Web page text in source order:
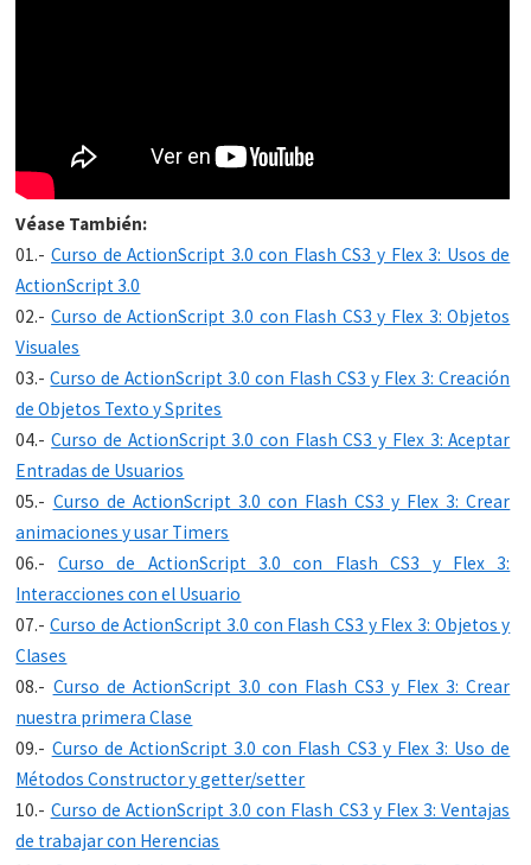
Véase También:
01.-Curso de ActionScript 3.0 con Flash CS3 y Flex 3: Usos de
ActionScript 3.0
02.-Curso de ActionScript 3.0 con Flash CS3 y Flex 3: Objetos
Visuales
03.-Curso de ActionScript 3.0 con Flash CS3 y Flex 3: Creación
de Objetos Texto y Sprites
04.-Curso de ActionScript 3.0 con Flash CS3 y Flex 3: Aceptar
Entradas de Usuarios
05.- Curso de ActionScript 3.0 con Flash CS3 y Flex 3: Crear
animaciones y usar Timers
06.- Curso de ActionScript 3.0 con Flash CS3 y Flex 3:
Interacciones con el Usuario
07.-Curso de ActionScript 3.0 con Flash CS3 y Flex 3: Objetos y
Clases
08.- Curso de ActionScript 3.0 con Flash CS3 y Flex 3: Crear
nuestra primera Clase
09.- Curso de ActionScript 3.0 con Flash CS3 y Flex 3: Uso de
Métodos Constructor y getter/setter
10.- Curso de ActionScript 3.0 con Flash CS3 y Flex 3: Ventajas
de trabajar con Herencias